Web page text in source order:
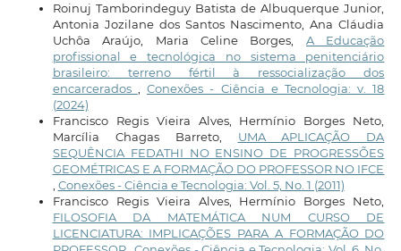
Roinuj Tamborindeguy Batista de Albuquerque Junior,
Antonia Jozilane dos Santos Nascimento, Ana Cláudia
Uchôa Araújo, Maria Celine Borges, A Educação
profissional e tecnológica no sistema penitenciário
brasileiro: terreno fértil à ressocialização dos
encarcerados
,Conexões - Ciência e Tecnologia: v. 18
(2024)
Francisco Regis Vieira Alves, Hermínio Borges Neto,
Marcília Chagas Barreto, UMA APLICAÇÃO DA
SEQUÊNCIA FEDATHI NO ENSINO DE PROGRESSÕES
GEOMÉTRICAS E A FORMAÇÃO DO PROFESSOR NO IFCE
Conexões - Ciência e Tecnologia: Vol. 5, No. 1 (2011)
Francisco Regis Vieira Alves, Hermínio Borges Neto,
FILOSOFIA DA MATEMÁTICA NUM CURSO DE
LICENCIATURA: IMPLICAÇÕES PARA A FORMAÇÃO DO